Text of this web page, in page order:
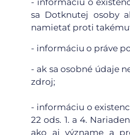
- informáciu o
sa Dotknutej osoby
namietať proti
- informáciu o práve
- ak sa osobné údaje
zdroj;
- informáciu o
22 ods. 1. a 4.
ako aj význame a